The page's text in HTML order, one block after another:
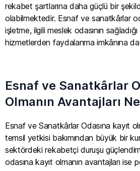
rekabet şartlarına daha güçlü bir
olabilmektedir. Esnaf ve sanatkârlar
işletme, ilgili meslek odasının
hizmetlerden faydalanma imkânına
Esnaf ve Sanatkârlar
Olmanın Avantajları
Esnaf ve Sanatkârlar Odasına kayıt
temsil yetkisi bakımından büyük bir
sektördeki rekabetçi duruşu
odasına kayıt olmanın avantajları